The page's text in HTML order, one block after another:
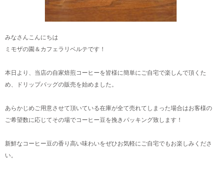
みなさんこんにちは
ミモザの園＆カフェラリベルテです！
本日より、当店の自家焙煎コーヒーを皆様に簡単にご自宅で楽しんで頂くた
め、ドリップバッグの販売を始めました。
あらかじめご用意させて頂いている在庫が全て売れてしまった場合はお客様の
ご希望数に応じてその場でコーヒー豆を挽きパッキング致します！
新鮮なコーヒー豆の香り高い味わいをぜひお気軽にご自宅でもお楽しみくださ
い。